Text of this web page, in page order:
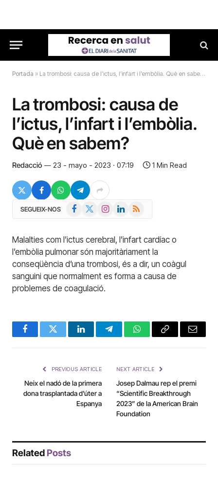
Portada » La trombosi: causa de l’ictus, l’infart i l’embòlia. Què en sabem?
La trombosi: causa de
l’ictus, l’infart i l’embòlia.
Què en sabem?
Redacció 23 - mayo - 2023 · 07:19 1 Min Read
SEGUEIX-NOS Facebook InstagramLinkedIn
RSS
Malalties com l’ictus cerebral, l’infart cardíac o
l’embòlia pulmonar són majoritàriament la
conseqüència d’una trombosi, és a dir, un coàgul
sanguini que normalment es forma a causa de
problemes de coagulació.
FacebookTwitter LinkedInTelegramWhatsAppCopy
Email
PREVIOUS ARTICLE
Neix el nadó de la primera
dona trasplantada d’úter a
Espanya
NEXT ARTICLE
Josep Dalmau rep el premi
“Scientific Breakthrough
2023” de la American Brain
Foundation
Related Posts